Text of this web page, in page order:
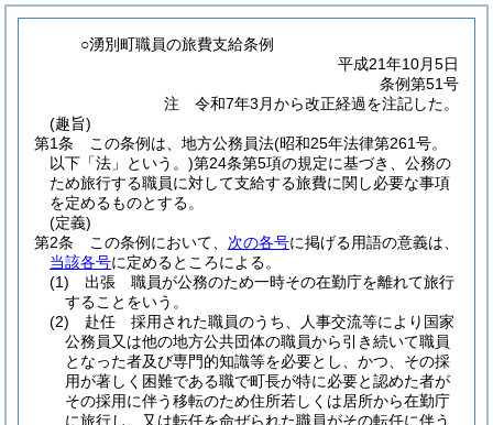
○湧別町職員の旅費支給条例
平成21年10月5日
条例第51号
注 令和7年3月から改正経過を注記した。
(趣旨)
第1条
この条例は、地方公務員法(昭和25年法律第261号。
以下「法」という。)第24条第5項の規定に基づき、公務の
ため旅行する職員に対して支給する旅費に関し必要な事項
を定めるものとする。
(定義)
第2条
この条例において、 次の各号に掲げる用語の意義は、
当該各号に定めるところによる。
(1)
出張 職員が公務のため一時その在勤庁を離れて旅行
することをいう。
(2)
赴任 採用された職員のうち、人事交流等により国家
公務員又は他の地方公共団体の職員から引き続いて職員
となった者及び専門的知識等を必要とし、かつ、その採
用が著しく困難である職で町長が特に必要と認めた者が
その採用に伴う移転のため住所若しくは居所から在勤庁
に旅行し、又は転任を命ぜられた職員がその転任に伴う